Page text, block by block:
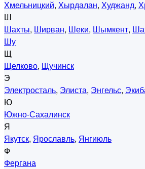
Хмельницкий, Хырдалан, Худжанд,
Ш
Шахты, Ширван, Шеки, Шымкент,
Шу
Щ
Щелково, Щучинск
Э
Электросталь, Элиста, Энгельс,
Ю
Южно-Сахалинск
Я
Якутск, Ярославль, Янгиюль
Ф
Фергана